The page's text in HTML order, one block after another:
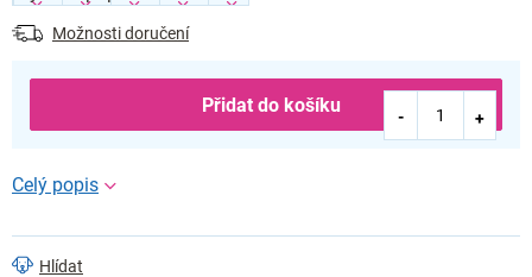
Možnosti doručení
Přidat do košíku
Hlídat